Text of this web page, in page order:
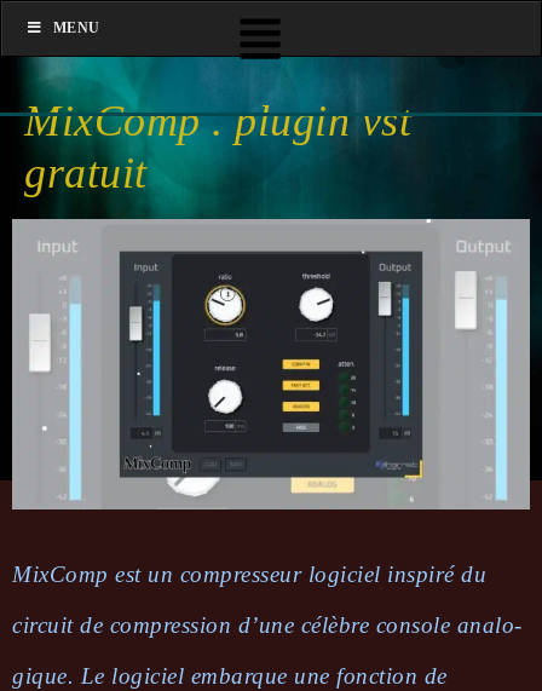
MixComp . plugin vst
gratuit
MixComp est un compres­seur logi­ciel inspiré du
circuit de compres­sion d’une célèbre console analo­
gique. Le logi­ciel embarque une fonc­tion de
MENU